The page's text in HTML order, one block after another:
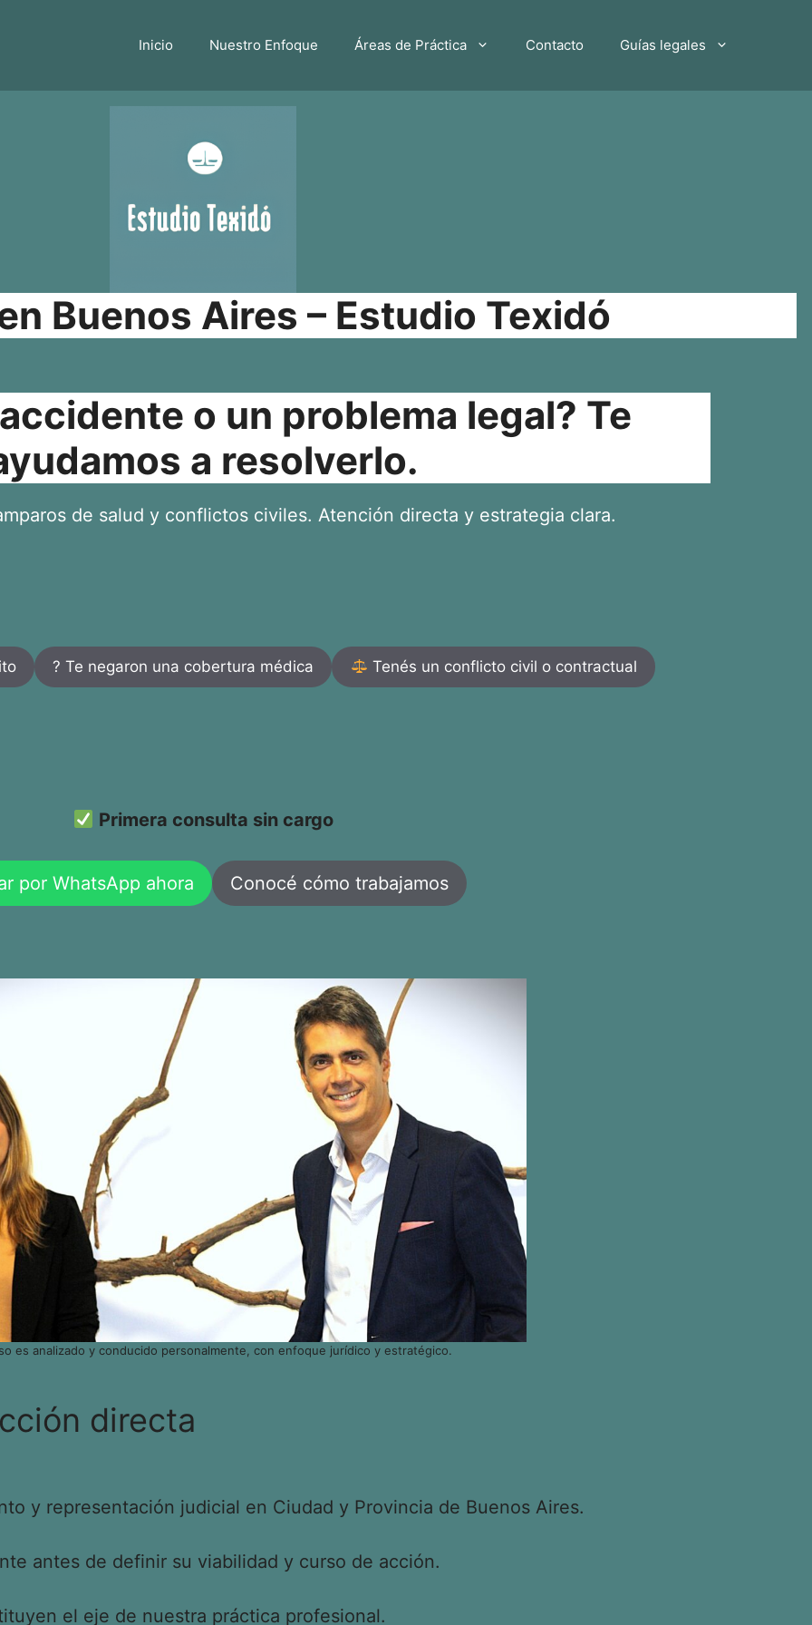
Inicio Nuestro Enfoque Áreas de Práctica Contacto Guías legales
Buenos Aires – Estudio Texidó
o un problema legal? Te
a resolverlo.
de salud y conflictos civiles. Atención directa y estrategia clara.
? Te negaron una cobertura médica Tenés un conflicto civil o contractual
Primera consulta sin cargo
por WhatsApp ahora Conocé cómo trabajamos
es analizado y conducido personalmente, con enfoque jurídico y estratégico.
directa
y representación judicial en Ciudad y Provincia de Buenos Aires.
antes de definir su viabilidad y curso de acción.
el eje de nuestra práctica profesional.